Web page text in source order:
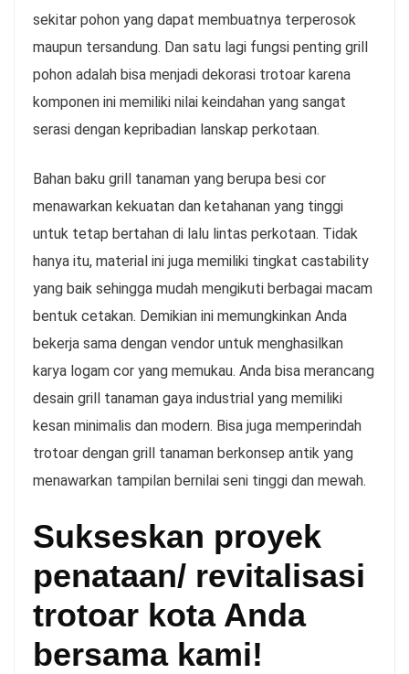
sekitar pohon yang dapat membuatnya terperosok
maupun tersandung. Dan satu lagi fungsi penting grill
pohon adalah bisa menjadi dekorasi trotoar karena
komponen ini memiliki nilai keindahan yang sangat
serasi dengan kepribadian lanskap perkotaan.
Bahan baku grill tanaman yang berupa besi cor
menawarkan kekuatan dan ketahanan yang tinggi
untuk tetap bertahan di lalu lintas perkotaan. Tidak
hanya itu, material ini juga memiliki tingkat castability
yang baik sehingga mudah mengikuti berbagai macam
bentuk cetakan. Demikian ini memungkinkan Anda
bekerja sama dengan vendor untuk menghasilkan
karya logam cor yang memukau. Anda bisa merancang
desain grill tanaman gaya industrial yang memiliki
kesan minimalis dan modern. Bisa juga memperindah
trotoar dengan grill tanaman berkonsep antik yang
menawarkan tampilan bernilai seni tinggi dan mewah.
Sukseskan proyek
penataan/ revitalisasi
trotoar kota Anda
bersama kami!